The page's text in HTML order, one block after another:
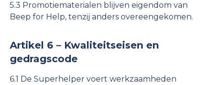
5.3 Promotiematerialen blijven eigendom van
Beep for Help, tenzij anders overeengekomen.
Artikel 6 – Kwaliteitseisen en
gedragscode
6.1 De Superhelper voert werkzaamheden